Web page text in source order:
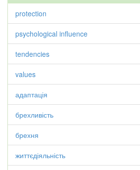
protection
psychological influence
tendencies
values
адаптація
брехливість
брехня
життєдіяльність